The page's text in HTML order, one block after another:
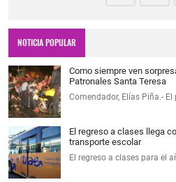
NOTICIA POPULAR
Como siempre ven
Patronales Santa Teresa
Comendador, Elías Piña.-
El regreso a clases llega
transporte escolar
El regreso a clases para el